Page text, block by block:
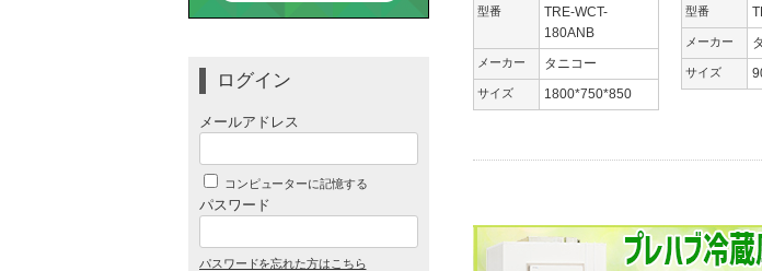
ログイン
メールアドレス
コンピューターに記憶する
パスワード
パスワードを忘れた方はこちら
型番
TRE-WCT-
180ANB
メーカー タニコー
サイズ 1800*750*850
型番
メーカー
サイズ